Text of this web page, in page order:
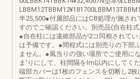
半25,500●付属部品にはCB処理が施され
すのでご確認ください。別売品(自在柱
●自在柱には違維部品が2コ同相されて
は予備です。●間程式には別売りの下部
ません。●風当りの強い場所でご使用に
ま'りにして、柱間隔をlm以内にしてく
端部カバーは1枚のフェンスを切断し2枚